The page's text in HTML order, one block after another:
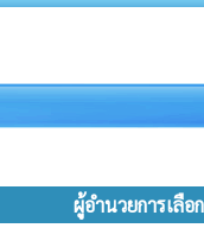
ผู้อำนวยการเลื